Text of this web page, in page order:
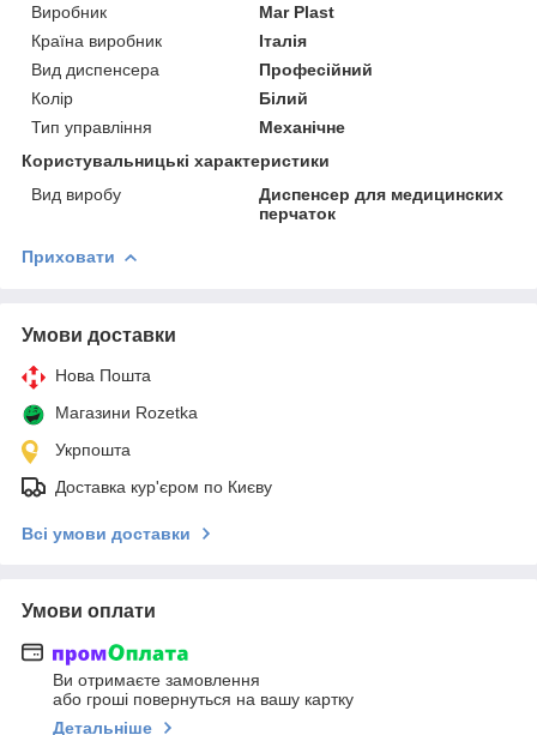
Виробник
Mar Plast
Країна виробник
Італія
Вид диспенсера
Професійний
Колір
Білий
Тип управління
Механічне
Користувальницькі характеристики
Вид виробу
Диспенсер для медицинских
перчаток
Приховати
Умови доставки
Нова Пошта
Магазини Rozetka
Укрпошта
Доставка кур'єром по Києву
Всі умови доставки
Умови оплати
Ви отримаєте замовлення
або гроші повернуться на вашу картку
Детальніше